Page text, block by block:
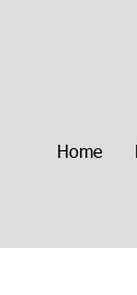
Home